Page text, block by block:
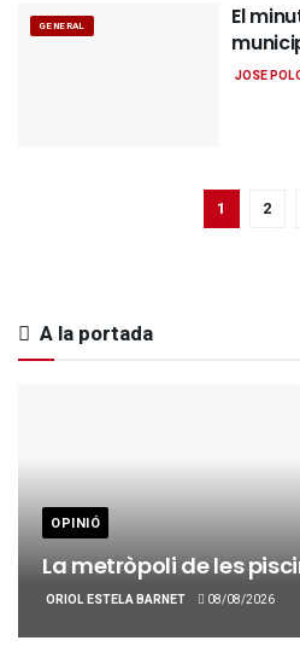
GENERAL
El
JOSE
1 2
A la portada
OPINIÓ
La metròpoli de les
ORIOL ESTELA BARNET 08/08/2026